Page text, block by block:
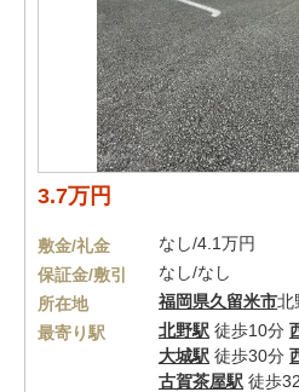
3.7万円
敷金/礼金
なし/4.1万円
保証金/敷引
なし/なし
所在地
福岡県久留米市北
最寄り駅
北野駅 徒歩10分
大城駅 徒歩30分
古賀茶屋駅 徒歩